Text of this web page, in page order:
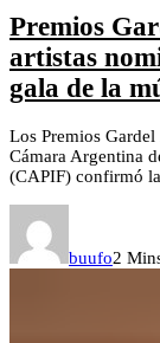
Premios
artistas
gala de la
Los Premios
Cámara Argentina
(CAPIF) confirmó
buufo2